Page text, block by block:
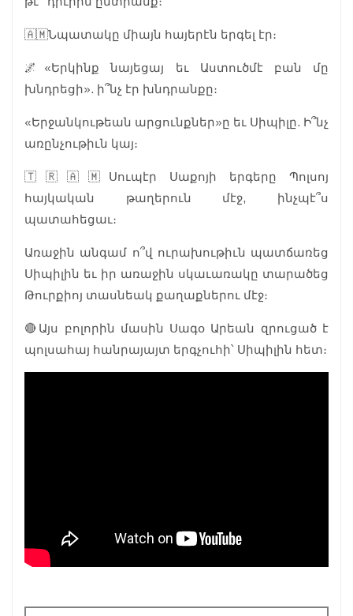
🇦🇲Նպատակը միայն հայերէն երգել էր։
🌌«Երկինք նայեցայ եւ Աստուծմէ բան մը
խնդրեցի». ի՞նչ էր խնդրանքը։
«Երջանկութեան արցունքներ»ը եւ Սիպիլը. Ի՞նչ
առընչութիւն կայ։
🇹🇷🇦🇲Սուպէր Սաքոյի երգերը Պոլսոյ
հայկական թաղերուն մէջ, ինչպէ՞ս
պատահեցաւ։
Առաջին անգամ ո՞վ ուրախութիւն պատճառեց
Սիպիլին եւ իր առաջին սկաւառակը տարածեց
Թուրքիոյ տասնեակ քաղաքներու մէջ։
🔴Այս բոլորին մասին Սագօ Արեան զրուցած է
պոլսահայ հանրայայտ երգչուհի՝ Սիպիլին հետ։